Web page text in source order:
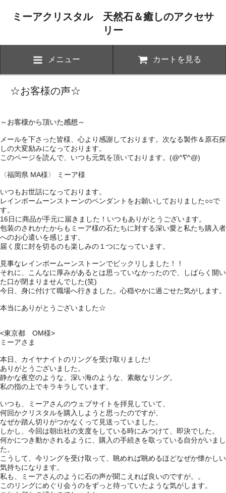
ミーアクリスタル 天然石＆癒しのアクセサ
リー
メニュー カートを見る
☆お客様の声☆
～お客様から頂いた感想～
メールを下さった皆様、心より感謝しております。次なる製作＆原石探
しの大変励みになっております。
このページを読んで、いつも元気を頂いております。(@^∇^@)
〈福岡県 MA様〉 ミーア様
いつもお世話になっております。
レインボームーンストーンのペンダントをお願いしておりました○○で
す。
16日に商品が手元に届きました！いつもありがとうございます。
包装のされかたからもミーア様の石たちに対する深い愛と私たち購入者
へのお心遣いを感じます。
届く度に封を切るのも楽しみの１つになっています。
見事なレインボームーンストーンでビックリしました！！
それに、こんなに厚みがあるとは思っていなかったので、しばらく開い
た口が閉まりませんでした(笑)
今日、身に付けて職場へ行きました。心穏やかに過ごせた気がします。
本当にありがとうございました☆
<東京都 OM様>
ミーアさま
本日、カイヤナイトのリングを受け取りました!
ありがとうございました。
静かな夜空のような、深い海のような、素敵なリング。
私の指の上でキラキラしています。
いつも、ミーアさんのウェブサイトを拝見していて、
何回かクリスタルを購入しようと思ったのですが、
なぜか踏ん切りがつかなくって見送っていました。
しかし、今回は朝出社の支度をしている時にみつけて、即決でした。
何かにつき動かされるように、購入の手続きを取っている自分がいまし
た。
こうして、今リングを受け取って、眺めれば眺めるほどなぜか懐かしい
気持ちになります。
私も、ミーアさんのように石の声が聞こえれば良いのですが。。
このリングにめぐり会うのをずっと待っていたような気がします。